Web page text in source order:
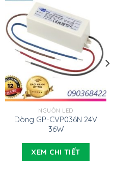
NGUỒN LED
Dòng GP-CVP036N 24V
36W
XEM CHI TIẾT